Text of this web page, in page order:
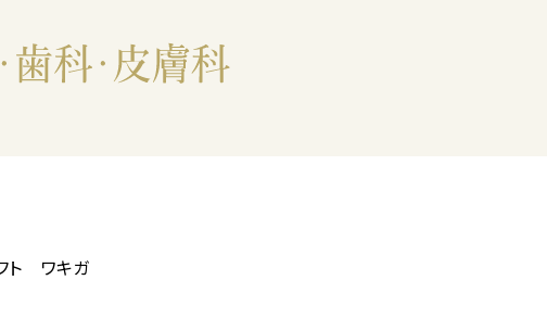
ト ワキガ